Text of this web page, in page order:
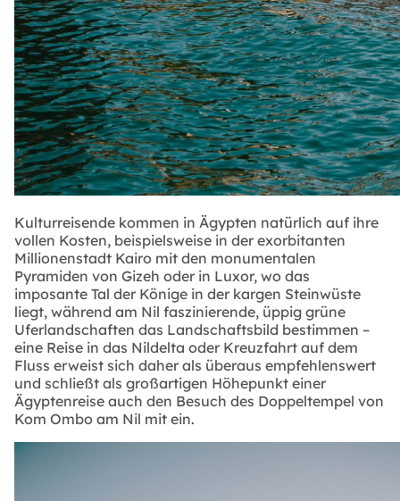
Kulturreisende kommen in Ägypten natürlich auf ihre
vollen Kosten, beispielsweise in der exorbitanten
Millionenstadt Kairo mit den monumentalen
Pyramiden von Gizeh oder in Luxor, wo das
imposante Tal der Könige in der kargen Steinwüste
liegt, während am Nil faszinierende, üppig grüne
Uferlandschaften das Landschaftsbild bestimmen –
eine Reise in das Nildelta oder Kreuzfahrt auf dem
Fluss erweist sich daher als überaus empfehlenswert
und schließt als großartigen Höhepunkt einer
Ägyptenreise auch den Besuch des Doppeltempel von
Kom Ombo am Nil mit ein.